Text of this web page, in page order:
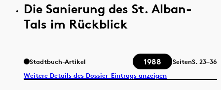
Die Sanierung des St. Alban-
Tals im Rückblick
Stadtbuch-Artikel 1988 SeitenS. 23–36
Weitere Details des Dossier-Eintrags anzeigen